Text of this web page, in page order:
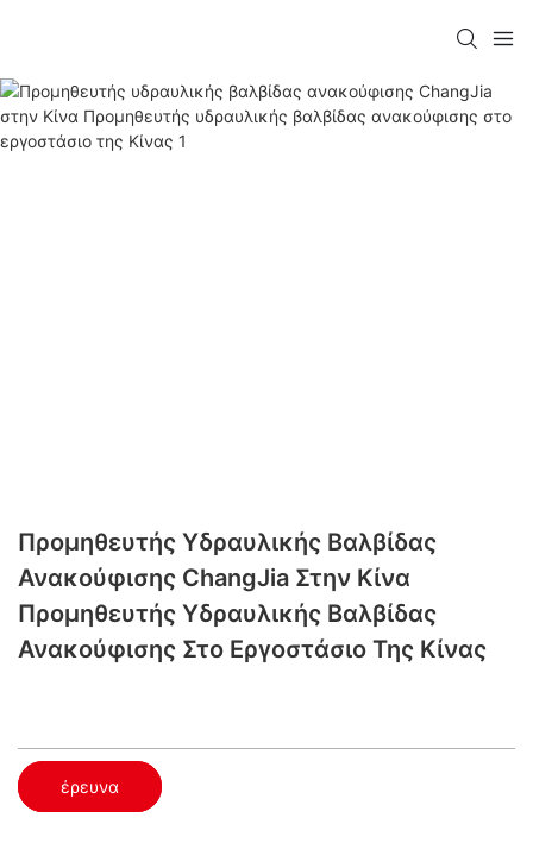
Προμηθευτής Υδραυλικής Βαλβίδας
Ανακούφισης ChangJia Στην Κίνα
Προμηθευτής Υδραυλικής Βαλβίδας
Ανακούφισης Στο Εργοστάσιο Της Κίνας
έρευνα